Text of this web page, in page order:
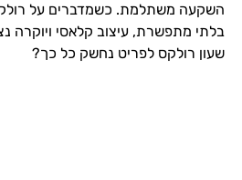
השקעה משתלמת. כשמדברים על
בלתי מתפשרת, עיצוב קלאסי ויוקרה
שעון רולקס לפריט נחשק כל כך?